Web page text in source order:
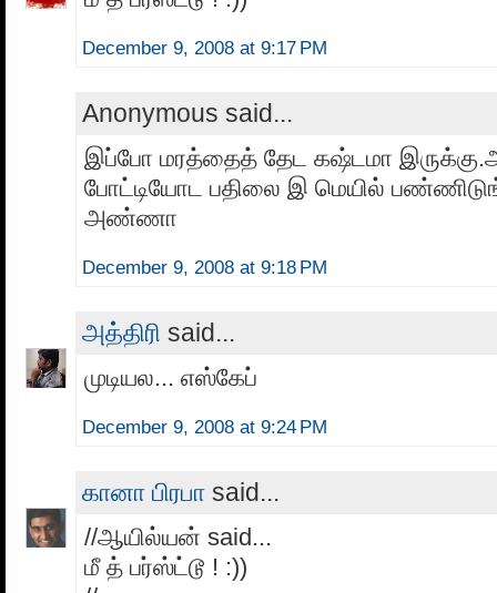
December 9, 2008 at 9:17 PM
Anonymous said...
இப்போ மரத்தைத் தேட கஷ்டமா
போட்டியோட பதிலை இ மெயில்
அண்ணா
December 9, 2008 at 9:18 PM
அத்திரி said...
முடியல... எஸ்கேப்
December 9, 2008 at 9:24 PM
கானா பிரபா said...
//ஆயில்யன் said...
மீ த் பர்ஸ்ட்டூ ! :))